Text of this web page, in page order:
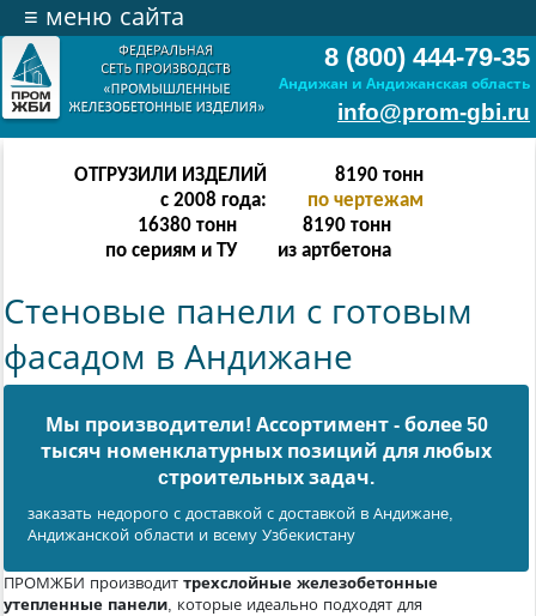
8 (800) 444-79-35
Андижан и Андижанская область
info@prom-gbi.ru
≡ меню сайта
ОТГРУЗИЛИ ИЗДЕЛИЙ
с 2008 года:
16382тонн
по чертежам
32764 тонн
по сериям и ТУ
16382 тонн
из артбетона
Стеновые панели с готовым
фасадом в Андижане
Мы производители! Ассортимент - более 50
тысяч номенклатурных позиций для любых
cтроительных задач.
заказать недорого с доставкой с доставкой в Андижанe,
Андижанской области и всему Узбекистану
ПРОМЖБИ производит трехслойные железобетонные
утепленные панели, которые идеально подходят для